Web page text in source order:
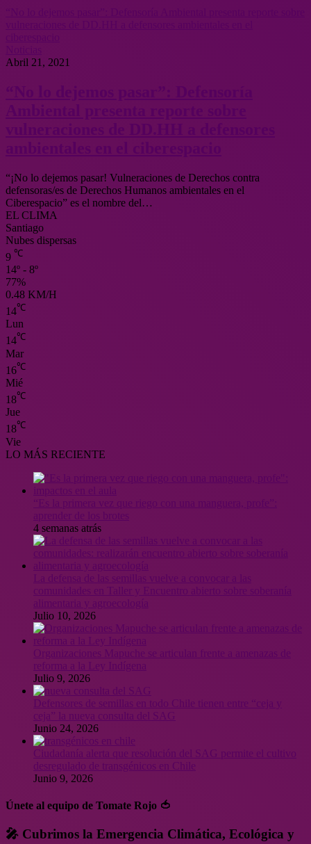
Abril 21, 2021
“¡No lo dejemos pasar! Vulneraciones de Derechos contra
defensoras/es de Derechos Humanos ambientales en el
Ciberespacio” es el nombre del…
EL CLIMA
Santiago
Nubes dispersas
9 ℃
14º - 8º
77%
0.48 KM/H
14℃
Lun
14℃
Mar
16℃
Mié
18℃
Jue
18℃
Vie
LO MÁS RECIENTE
4 semanas atrás
Julio 10, 2026
Organizaciones Mapuche se articulan frente a amenazas de
reforma a la Ley Indígena
Julio 9, 2026
Defensores de semillas en todo Chile tienen entre “ceja y
ceja” la nueva consulta del SAG
Junio 24, 2026
Ciudadanía alerta que resolución del SAG permite el cultivo
desregulado de transgénicos en Chile
Junio 9, 2026
Únete al equipo de Tomate Rojo 🍅
🎤 Cubrimos la Emergencia Climática, Ecológica y